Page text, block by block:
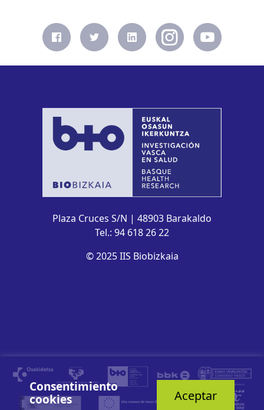
Plaza Cruces S/N | 48903 Barakaldo
Tel.: 94 618 26 22
© 2025 IIS Biobizkaia
Consentimiento
cookies
Aceptar